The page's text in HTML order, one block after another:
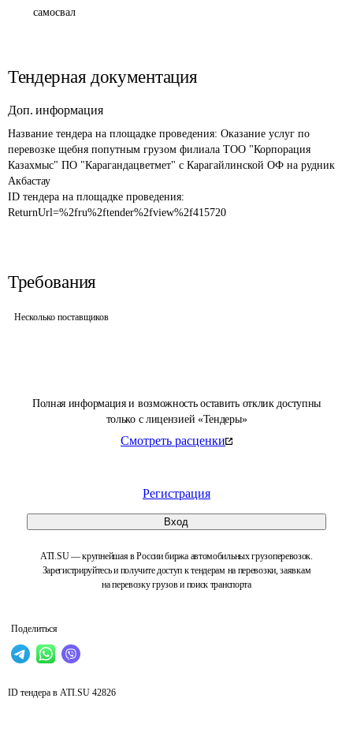
Полная информация и возможность оставить отклик доступны
только с лицензией «Тендеры»
Смотреть расценки
Регистрация
Вход
ATI.SU — крупнейшая в России биржа автомобильных грузоперевозок.
Зарегистрируйтесь и получите доступ к тендерам на перевозки, заявкам
на перевозку грузов и поиск транспорта
Поделиться
самосвал
Тендерная документация
Доп. информация
Название тендера на площадке проведения: Оказание услуг по
перевозке щебня попутным грузом филиала ТОО "Корпорация
Казахмыс" ПО "Карагандацветмет" с Карагайлинской ОФ на рудник
Акбастау
ID тендера на площадке проведения:
ReturnUrl=%2fru%2ftender%2fview%2f415720
Требования
Несколько поставщиков
ID тендера в ATI.SU 42826